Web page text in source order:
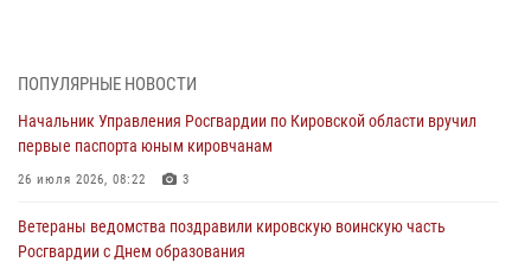
04 августа 2026, 09:30
В Кирове росгвардейцы задержали подозреваемого в грабеже
03 августа 2026, 09:01
митинге в честь Дня воздушно-десантных войск
03 августа 2026, 08:45
ПОПУЛЯРНЫЕ НОВОСТИ
Начальник Управления Росгвардии по Кировской области вручил
первые паспорта юным кировчанам
26 июля 2026, 08:22 3
Ветераны ведомства поздравили кировскую воинскую часть
Росгвардии с Днем образования